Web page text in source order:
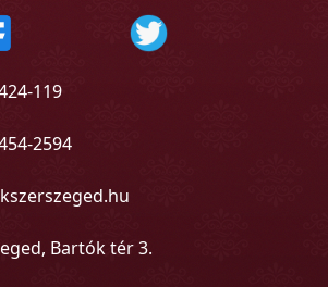
119
2594
Bartók tér 3.